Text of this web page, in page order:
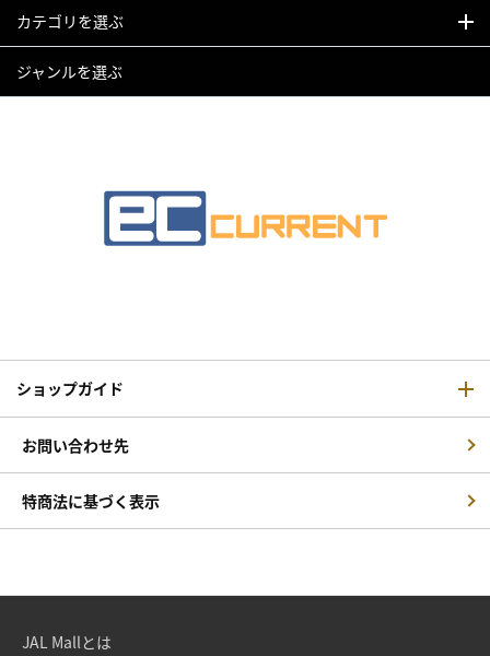
カテゴリを選ぶ
ジャンルを選ぶ
ショップガイド
お問い合わせ先
特商法に基づく表示
JAL Mallとは